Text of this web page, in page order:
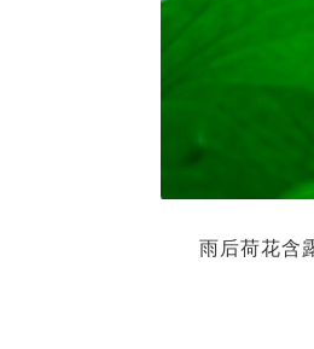
雨后荷花含